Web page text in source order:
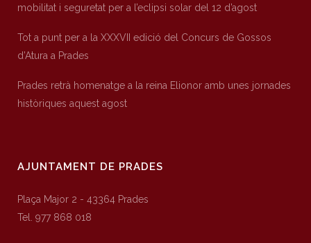
mobilitat i seguretat per a l’eclipsi solar del 12 d’agost
Tot a punt per a la XXXVII edició del Concurs de Gossos
d’Atura a Prades
Prades retrà homenatge a la reina Elionor amb unes jornades
històriques aquest agost
AJUNTAMENT DE PRADES
Plaça Major 2 - 43364 Prades
Tel. 977 868 018